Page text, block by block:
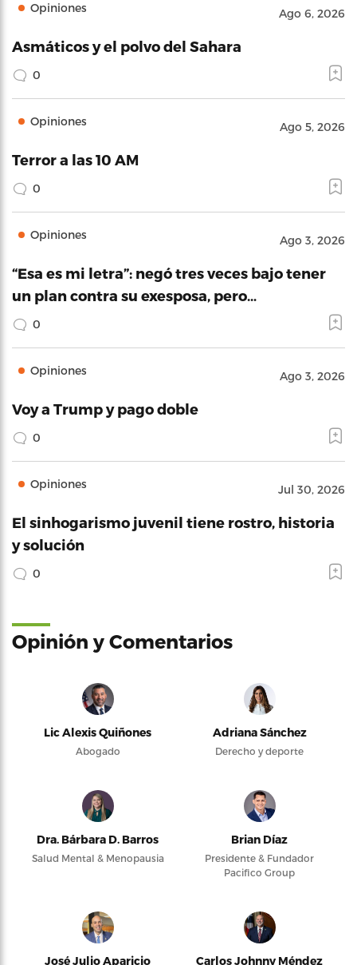
Opiniones Ago 6, 2026
Asmáticos y el polvo del Sahara
0
Opiniones Ago 5, 2026
Terror a las 10 AM
0
Opiniones Ago 3, 2026
“Esa es mi letra”: negó tres veces bajo tener
un plan contra su exesposa, pero…
0
Opiniones Ago 3, 2026
Voy a Trump y pago doble
0
Opiniones Jul 30, 2026
El sinhogarismo juvenil tiene rostro, historia
y solución
0
Opinión y Comentarios
Lic Alexis Quiñones
Abogado
Adriana Sánchez
Derecho y deporte
Dra. Bárbara D. Barros
Salud Mental & Menopausia
Brian Díaz
Presidente & Fundador
Pacifico Group
José Julio Aparicio Carlos Johnny Méndez